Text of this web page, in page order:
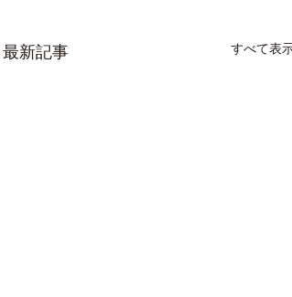
最新記事 すべて表示